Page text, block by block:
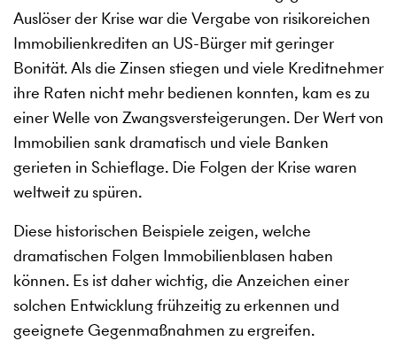
Auslöser der Krise war die Vergabe von risikoreichen
Immobilienkrediten an US-Bürger mit geringer
Bonität. Als die Zinsen stiegen und viele Kreditnehmer
ihre Raten nicht mehr bedienen konnten, kam es zu
einer Welle von Zwangsversteigerungen. Der Wert von
Immobilien sank dramatisch und viele Banken
gerieten in Schieflage. Die Folgen der Krise waren
weltweit zu spüren.
Diese historischen Beispiele zeigen, welche
dramatischen Folgen Immobilienblasen haben
können. Es ist daher wichtig, die Anzeichen einer
solchen Entwicklung frühzeitig zu erkennen und
geeignete Gegenmaßnahmen zu ergreifen.